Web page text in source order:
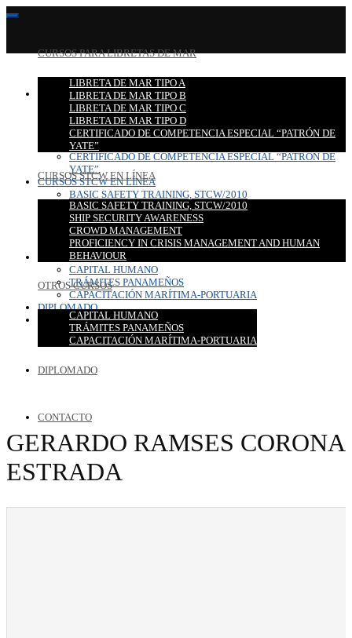
CURSOS PARA LIBRETAS DE MAR
LIBRETA DE MAR TIPO A
LIBRETA DE MAR TIPO B
LIBRETA DE MAR TIPO C
LIBRETA DE MAR TIPO D
CERTIFICADO DE COMPETENCIA ESPECIAL “PATRÓN DE
YATE”
CURSOS STCW EN LÍNEA
BASIC SAFETY TRAINING, STCW/2010
SHIP SECURITY AWARENESS
CROWD MANAGEMENT
PROFICIENCY IN CRISIS MANAGEMENT AND HUMAN
BEHAVIOUR
OTROS CURSOS
CAPITAL HUMANO
TRÁMITES PANAMEÑOS
CAPACITACIÓN MARÍTIMA-PORTUARIA
DIPLOMADO
CONTACTO
CURSOS PARA LIBRETAS DE MAR
LIBRETA DE MAR TIPO A
LIBRETA DE MAR TIPO B
LIBRETA DE MAR TIPO C
LIBRETA DE MAR TIPO D
CERTIFICADO DE COMPETENCIA ESPECIAL “PATRÓN DE
YATE”
CURSOS STCW EN LÍNEA
BASIC SAFETY TRAINING, STCW/2010
SHIP SECURITY AWARENESS
CROWD MANAGEMENT
PROFICIENCY IN CRISIS MANAGEMENT AND HUMAN
BEHAVIOUR
OTROS CURSOS
CAPITAL HUMANO
TRÁMITES PANAMEÑOS
CAPACITACIÓN MARÍTIMA-PORTUARIA
DIPLOMADO
CONTACTO
GERARDO RAMSES CORONA
ESTRADA